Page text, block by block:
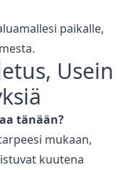
paikalle,
, Usein
tänään?
mukaan,
kuutena